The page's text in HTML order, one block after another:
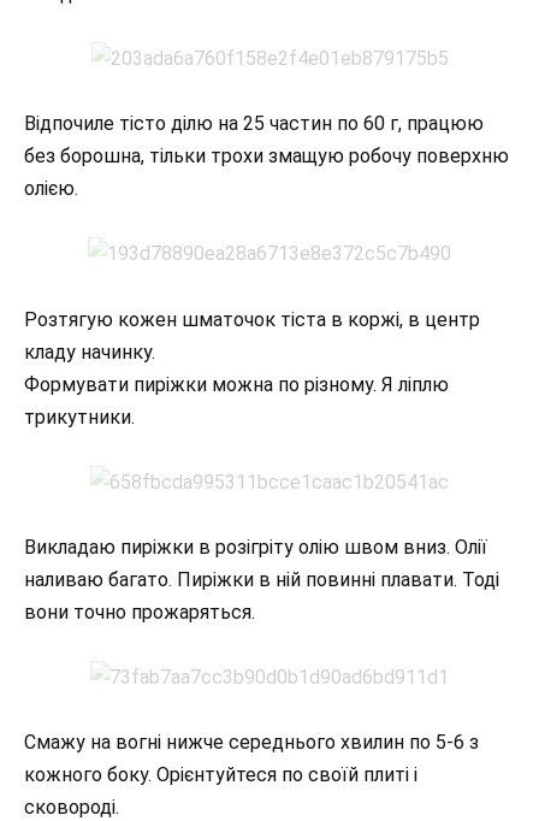
Відпочиле тісто ділю на 25 частин по 60 г, працюю
без борошна, тільки трохи змащую робочу поверхню
олією.
Розтягую кожен шматочок тіста в коржі, в центр
кладу начинку.
Формувати пиріжки можна по різному. Я ліплю
трикутники.
Викладаю пиріжки в розігріту олію швом вниз. Олії
наливаю багато. Пиріжки в ній повинні плавати. Тоді
вони точно прожаряться.
Смажу на вогні нижче середнього хвилин по 5-6 з
кожного боку. Орієнтуйтеся по своїй плиті і
сковороді.